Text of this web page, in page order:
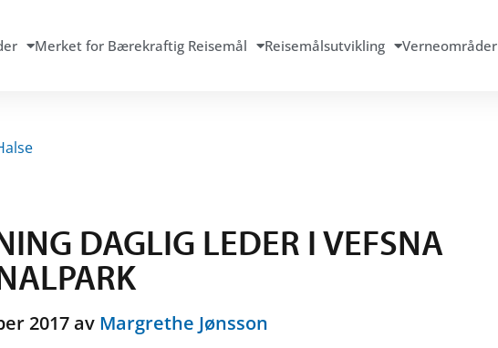
Merket for Bærekraftig Reisemål Reisemålsutvikling Verneområder
DAGLIG LEDER I VEFSNA
2017 av Margrethe Jønsson